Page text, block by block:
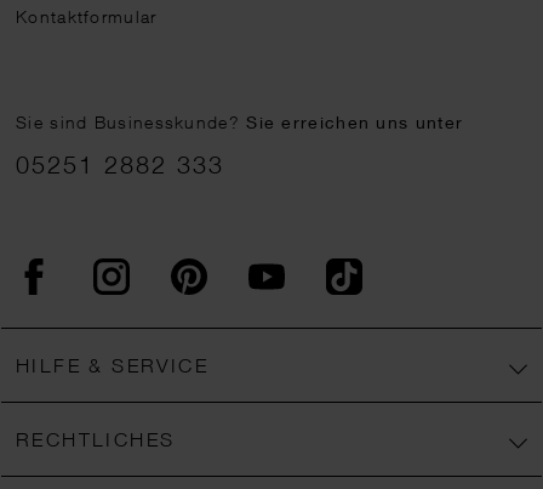
Kontaktformular
Sie sind Businesskunde?Sie erreichen uns unter
05251 2882 333
FacebookInstagram PinterestYouTubeTikTok
HILFE & SERVICE
RECHTLICHES